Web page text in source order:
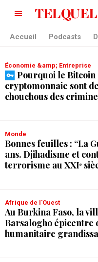
tag blade
Accueil Podcasts
Économie &amp; Entreprise
Pourquoi le Bitcoin
cryptomonnaie sont
chouchous des
Monde
Bonnes feuilles : “La
ans. Djihadisme et
terrorisme au XXIᵉ
Afrique de l'Ouest
Au Burkina Faso, la
Barsalogho épicentre
humanitaire